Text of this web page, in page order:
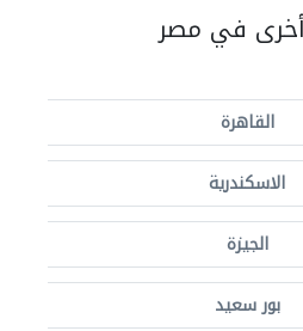
في مصر
القاهرة
الاسكندرية
الجيزة
بور سعيد